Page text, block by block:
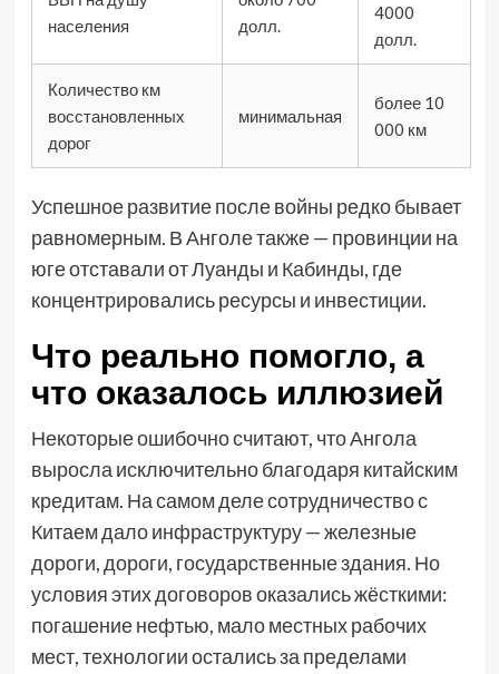
населения
долл.
4000
долл.
Количество км
восстановленных
дорог
минимальная
более 10
000 км
Успешное развитие после войны редко бывает
равномерным. В Анголе также — провинции на
юге отставали от Луанды и Кабинды, где
концентрировались ресурсы и инвестиции.
Что реально помогло, а
что оказалось иллюзией
Некоторые ошибочно считают, что Ангола
выросла исключительно благодаря китайским
кредитам. На самом деле сотрудничество с
Китаем дало инфраструктуру — железные
дороги, дороги, государственные здания. Но
условия этих договоров оказались жёсткими:
погашение нефтью, мало местных рабочих
мест, технологии остались за пределами